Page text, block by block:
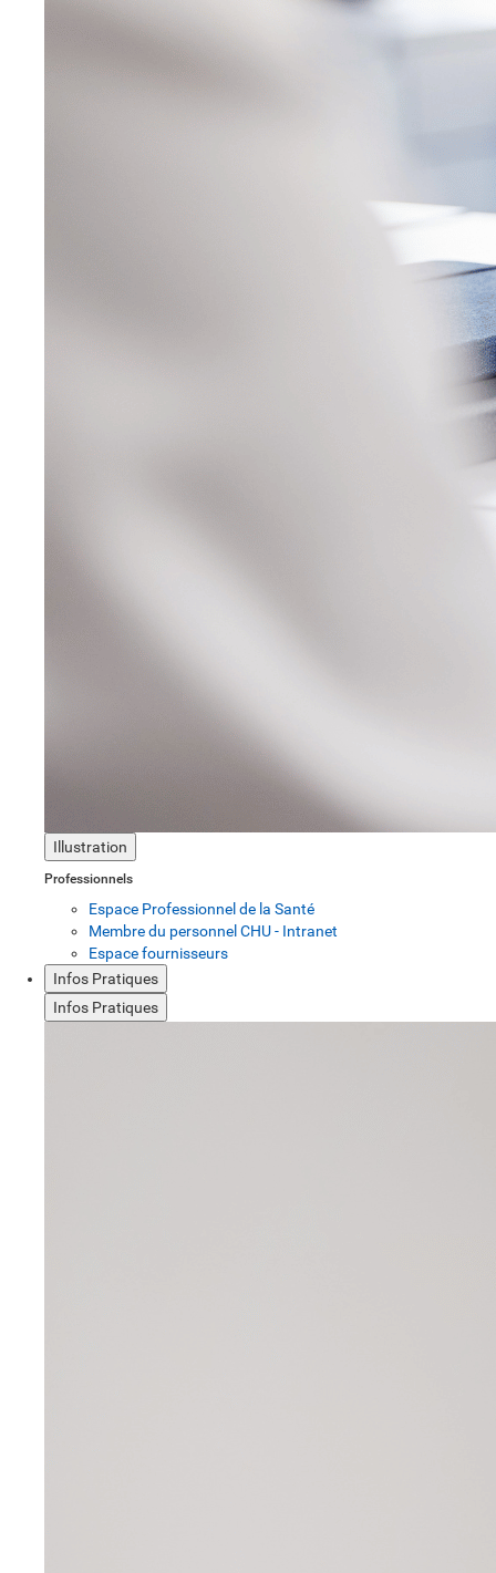
Illustration
Professionnels
Espace Professionnel de la Santé
Membre du personnel CHU - Intranet
Espace fournisseurs
Infos Pratiques
Infos Pratiques